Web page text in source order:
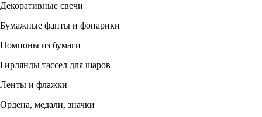
Декоративные свечи
Бумажные фанты и фонарики
Помпоны из бумаги
Гирлянды тассел для шаров
Ленты и флажки
Ордена, медали, значки